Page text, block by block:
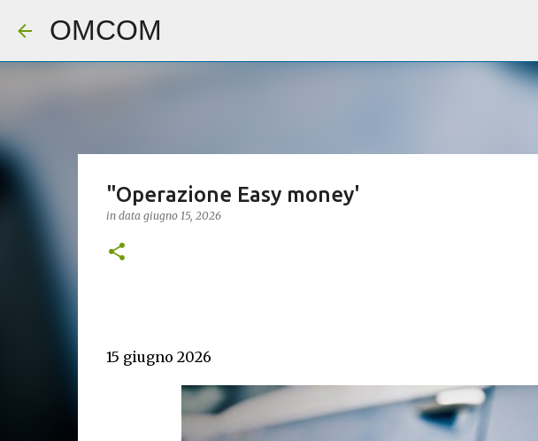
OMCOM
"Operazione Easy money'
in data giugno 15, 2026
15 giugno 2026